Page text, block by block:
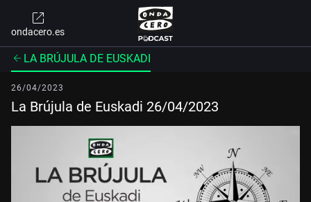
ondacero.es
LA BRÚJULA DE EUSKADI
26/04/2023
La Brújula de Euskadi 26/04/2023